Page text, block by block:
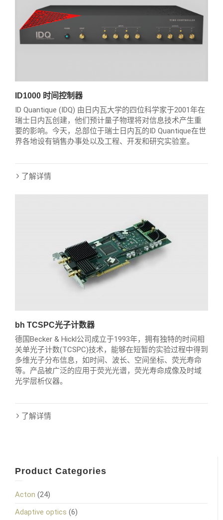
ID1000 时间控制器
ID Quantique (IDQ) 由日内瓦大学的四位科学家于2001年在
瑞士日内瓦创建，他们预计量子物理将对信息技术产生重
要的影响。今天，总部位于瑞士日内瓦的ID Quantique在世
界各地设有销售办事处以及工程、开发和研究实验室。
了解详情
bh TCSPC光子计数器
德国Becker & Hickl公司成立于1993年，拥有独特的时间相
关单光子计数(TCSPC)技术，能够在短暂的实验过程中得到
多维光子分布信息，如时间、波长、空间坐标、荧光寿命
等。产品被广泛的应用于荧光光谱，荧光寿命成像及时域
光学层析仪器。
了解详情
Product Categories
Acton (24)
Adaptive optics (6)